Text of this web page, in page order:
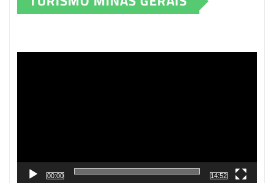
00:00 14:52